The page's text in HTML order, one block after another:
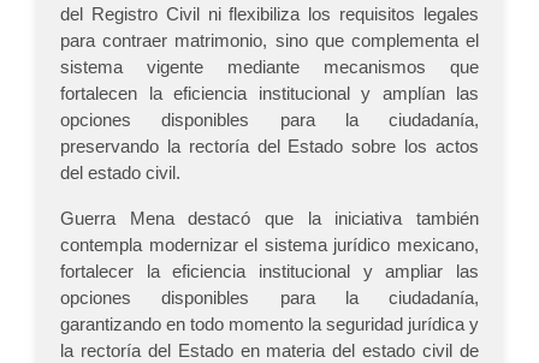
del Registro Civil ni flexibiliza los requisitos legales
para contraer matrimonio, sino que complementa el
sistema vigente mediante mecanismos que
fortalecen la eficiencia institucional y amplían las
opciones disponibles para la ciudadanía,
preservando la rectoría del Estado sobre los actos
del estado civil.
Guerra Mena destacó que la iniciativa también
contempla modernizar el sistema jurídico mexicano,
fortalecer la eficiencia institucional y ampliar las
opciones disponibles para la ciudadanía,
garantizando en todo momento la seguridad jurídica y
la rectoría del Estado en materia del estado civil de